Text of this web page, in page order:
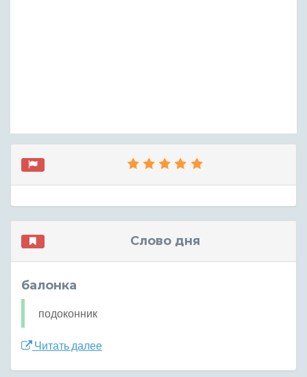
Слово дня
балонка
подоконник
Читать далее